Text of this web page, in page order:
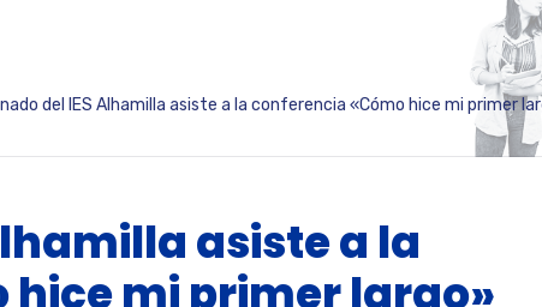
del IES Alhamilla asiste a la conferencia «Cómo hice mi primer largo» de
asiste a la
hice mi primer largo»